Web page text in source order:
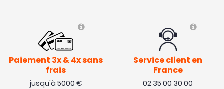
Paiement 3x & 4x sans
frais
jusqu'à 5000 €
Service client en
France
02 35 00 30 00